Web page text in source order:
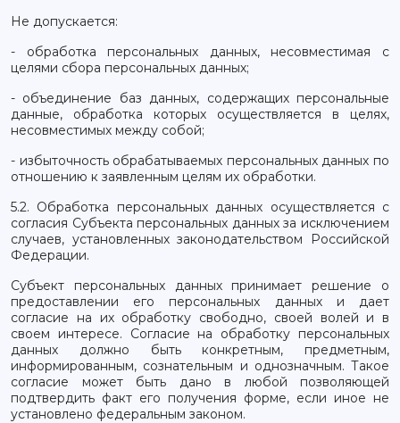
Не допускается:
- обработка персональных данных, несовместимая с
целями сбора персональных данных;
- объединение баз данных, содержащих персональные
данные, обработка которых осуществляется в целях,
несовместимых между собой;
- избыточность обрабатываемых персональных данных по
отношению к заявленным целям их обработки.
5.2. Обработка персональных данных осуществляется с
согласия Субъекта персональных данных за исключением
случаев, установленных законодательством Российской
Федерации.
Субъект персональных данных принимает решение о
предоставлении его персональных данных и дает
согласие на их обработку свободно, своей волей и в
своем интересе. Согласие на обработку персональных
данных должно быть конкретным, предметным,
информированным, сознательным и однозначным. Такое
согласие может быть дано в любой позволяющей
подтвердить факт его получения форме, если иное не
установлено федеральным законом.